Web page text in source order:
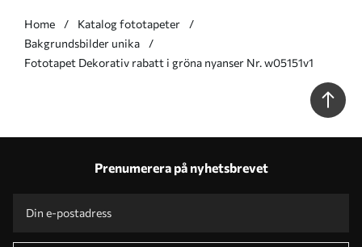
Home
Katalog fototapeter
Bakgrundsbilder unika
Fototapet Dekorativ rabatt i gröna nyanser Nr. w05151v1
Prenumerera på nyhetsbrevet